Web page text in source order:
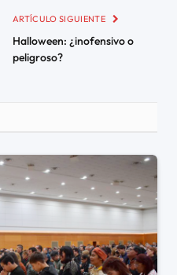
ARTÍCULO SIGUIENTE
Halloween: ¿inofensivo o
peligroso?